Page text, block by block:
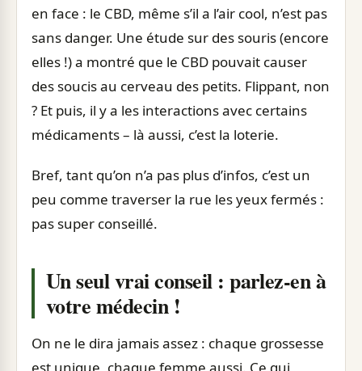
en face : le CBD, même s’il a l’air cool, n’est pas
sans danger. Une étude sur des souris (encore
elles !) a montré que le CBD pouvait causer
des soucis au cerveau des petits. Flippant, non
? Et puis, il y a les interactions avec certains
médicaments – là aussi, c’est la loterie.
Bref, tant qu’on n’a pas plus d’infos, c’est un
peu comme traverser la rue les yeux fermés :
pas super conseillé.
Un seul vrai conseil : parlez-en à
votre médecin !
On ne le dira jamais assez : chaque grossesse